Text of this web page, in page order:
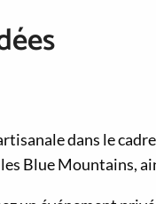
dans le
Blue Mountains,